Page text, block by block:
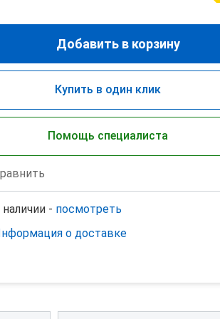
Добавить в корзину
Купить в один клик
Помощь специалиста
наличии - посмотреть
о доставке